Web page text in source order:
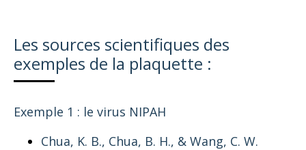
Les sources scientifiques des
exemples de la plaquette :
Exemple 1 : le virus NIPAH
Chua, K. B., Chua, B. H., & Wang, C. W.